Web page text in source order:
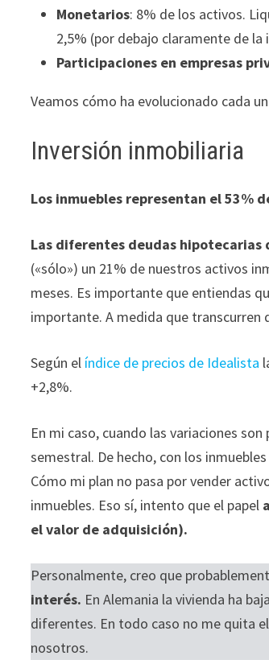
Monetarios: 8% de los activos.
2,5% (por debajo claramente de la
Participaciones en empresas
Veamos cómo ha evolucionado cada
Inversión inmobiliaria
Los inmuebles representan el 53%
Las diferentes deudas hipotecarias
(«sólo») un 21% de nuestros activos
meses. Es importante que entiendas
importante. A medida que transcurren
Según el índice de precios de Idealista
+2,8%.
En mi caso, cuando las variaciones
semestral. De hecho, con los
Cómo mi plan no pasa por vender
inmuebles. Eso sí, intento que el papel
el valor de adquisición).
Personalmente, creo que
interés. En Alemania la vivienda ha
diferentes. En todo caso no me quita
nosotros.